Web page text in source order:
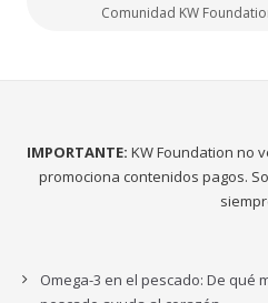
Comunidad KW
IMPORTANTE: KW Foundation no
promociona contenidos pagos.
Omega-3 en el pescado: De qué